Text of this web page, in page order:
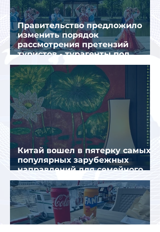
Правительство предложило
изменить порядок
рассмотрения претензий
туристов - турагенты под
ударом!
Китай вошел в пятерку самых
популярных зарубежных
направлений для семейного
отдыха летом